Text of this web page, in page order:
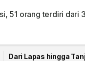
51 orang terdiri dari
Dari Lapas hingga